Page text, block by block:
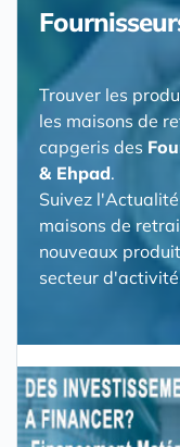
Trouver les
les maisons de
capgeris des
& Ehpad.
Suivez
maisons de
nouveaux
secteur